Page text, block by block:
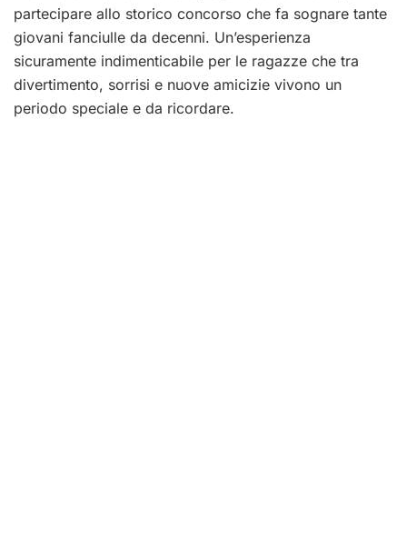
partecipare allo storico concorso che fa sognare tante
giovani fanciulle da decenni. Un’esperienza
sicuramente indimenticabile per le ragazze che tra
divertimento, sorrisi e nuove amicizie vivono un
periodo speciale e da ricordare.